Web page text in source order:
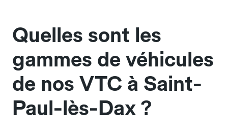
Quelles sont les
gammes de véhicules
de nos VTC à Saint-
Paul-lès-Dax ?